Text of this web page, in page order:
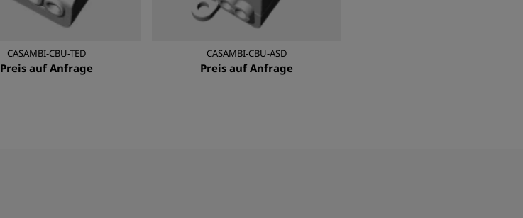
CASAMBI-CBU-TED
Preis auf Anfrage
CASAMBI-CBU-ASD
Preis auf Anfrage